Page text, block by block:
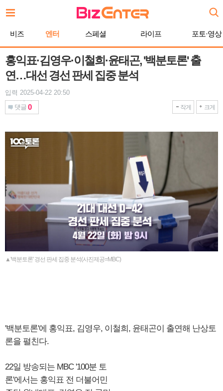
문
비즈 엔터 스페셜 라이프 포토·영상
홍익표·김영우·이철희·윤태곤, '백분토론' 출
연…대선 경선 판세 집중 분석
입력 2025-04-22 20:50
댓글 0 작게 크게
▲'백분토론' 경선 판세 집중 분석(사진제공=MBC)
'백분토론'에 홍익표, 김영우, 이철희, 윤태곤이 출연해 난상토
론을 펼친다.
22일 방송되는 MBC '100분 토
론'에서는 홍익표 전 더불어민